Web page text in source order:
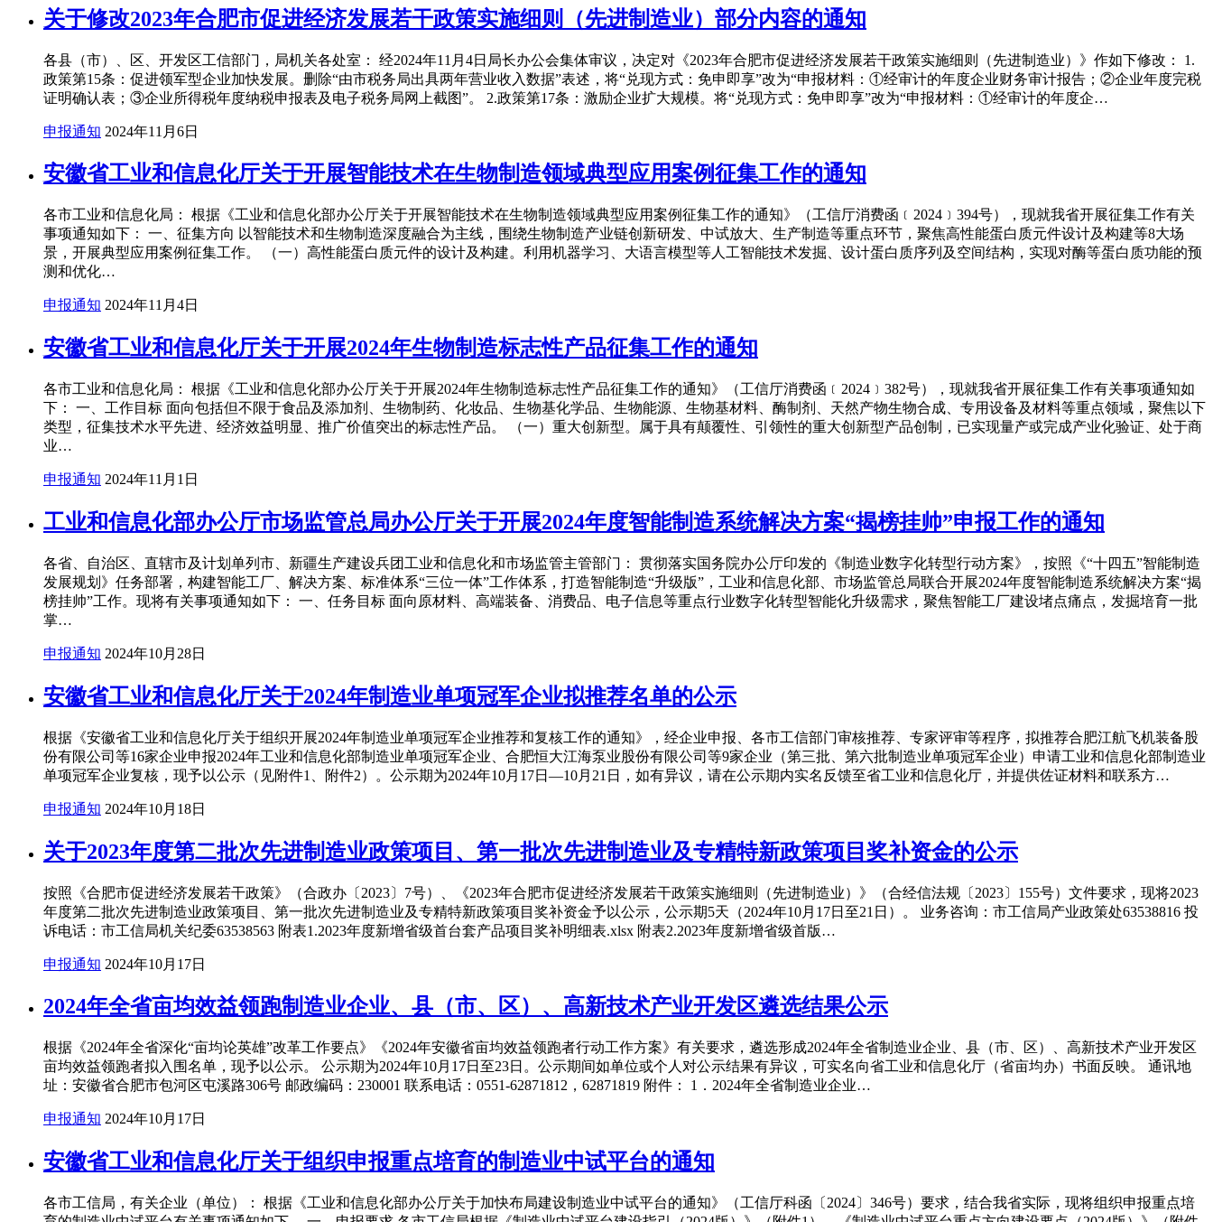
关于修改2023年合肥市促进经济发展若干政策实施细则（先进制造业）部分内容的通知
各县（市）、区、开发区工信部门，局机关各处室： 经2024年11月4日局长办公会集体审议，决定对《2023年合肥市促进经济发展若干政策实施细则（先进制造业）》作如下修改： 1.
政策第15条：促进领军型企业加快发展。删除“由市税务局出具两年营业收入数据”表述，将“兑现方式：免申即享”改为“申报材料：①经审计的年度企业财务审计报告；②企业年度完税
证明确认表；③企业所得税年度纳税申报表及电子税务局网上截图”。 2.政策第17条：激励企业扩大规模。将“兑现方式：免申即享”改为“申报材料：①经审计的年度企…
申报通知 2024年11月6日
安徽省工业和信息化厅关于开展智能技术在生物制造领域典型应用案例征集工作的通知
各市工业和信息化局： 根据《工业和信息化部办公厅关于开展智能技术在生物制造领域典型应用案例征集工作的通知》（工信厅消费函﹝2024﹞394号），现就我省开展征集工作有关
事项通知如下： 一、征集方向 以智能技术和生物制造深度融合为主线，围绕生物制造产业链创新研发、中试放大、生产制造等重点环节，聚焦高性能蛋白质元件设计及构建等8大场
景，开展典型应用案例征集工作。 （一）高性能蛋白质元件的设计及构建。利用机器学习、大语言模型等人工智能技术发掘、设计蛋白质序列及空间结构，实现对酶等蛋白质功能的预
测和优化…
申报通知 2024年11月4日
安徽省工业和信息化厅关于开展2024年生物制造标志性产品征集工作的通知
各市工业和信息化局： 根据《工业和信息化部办公厅关于开展2024年生物制造标志性产品征集工作的通知》（工信厅消费函﹝2024﹞382号），现就我省开展征集工作有关事项通知如
下： 一、工作目标 面向包括但不限于食品及添加剂、生物制药、化妆品、生物基化学品、生物能源、生物基材料、酶制剂、天然产物生物合成、专用设备及材料等重点领域，聚焦以下
类型，征集技术水平先进、经济效益明显、推广价值突出的标志性产品。 （一）重大创新型。属于具有颠覆性、引领性的重大创新型产品创制，已实现量产或完成产业化验证、处于商
业…
申报通知 2024年11月1日
工业和信息化部办公厅市场监管总局办公厅关于开展2024年度智能制造系统解决方案“揭榜挂帅”申报工作的通知
各省、自治区、直辖市及计划单列市、新疆生产建设兵团工业和信息化和市场监管主管部门： 贯彻落实国务院办公厅印发的《制造业数字化转型行动方案》，按照《“十四五”智能制造
发展规划》任务部署，构建智能工厂、解决方案、标准体系“三位一体”工作体系，打造智能制造“升级版”，工业和信息化部、市场监管总局联合开展2024年度智能制造系统解决方案“揭
榜挂帅”工作。现将有关事项通知如下： 一、任务目标 面向原材料、高端装备、消费品、电子信息等重点行业数字化转型智能化升级需求，聚焦智能工厂建设堵点痛点，发掘培育一批
掌…
申报通知 2024年10月28日
安徽省工业和信息化厅关于2024年制造业单项冠军企业拟推荐名单的公示
根据《安徽省工业和信息化厅关于组织开展2024年制造业单项冠军企业推荐和复核工作的通知》，经企业申报、各市工信部门审核推荐、专家评审等程序，拟推荐合肥江航飞机装备股
份有限公司等16家企业申报2024年工业和信息化部制造业单项冠军企业、合肥恒大江海泵业股份有限公司等9家企业（第三批、第六批制造业单项冠军企业）申请工业和信息化部制造业
单项冠军企业复核，现予以公示（见附件1、附件2）。公示期为2024年10月17日—10月21日，如有异议，请在公示期内实名反馈至省工业和信息化厅，并提供佐证材料和联系方…
申报通知 2024年10月18日
关于2023年度第二批次先进制造业政策项目、第一批次先进制造业及专精特新政策项目奖补资金的公示
按照《合肥市促进经济发展若干政策》（合政办〔2023〕7号）、《2023年合肥市促进经济发展若干政策实施细则（先进制造业）》（合经信法规〔2023〕155号）文件要求，现将2023
年度第二批次先进制造业政策项目、第一批次先进制造业及专精特新政策项目奖补资金予以公示，公示期5天（2024年10月17日至21日）。 业务咨询：市工信局产业政策处63538816 投
诉电话：市工信局机关纪委63538563 附表1.2023年度新增省级首台套产品项目奖补明细表.xlsx 附表2.2023年度新增省级首版…
申报通知 2024年10月17日
2024年全省亩均效益领跑制造业企业、县（市、区）、高新技术产业开发区遴选结果公示
根据《2024年全省深化“亩均论英雄”改革工作要点》《2024年安徽省亩均效益领跑者行动工作方案》有关要求，遴选形成2024年全省制造业企业、县（市、区）、高新技术产业开发区
亩均效益领跑者拟入围名单，现予以公示。 公示期为2024年10月17日至23日。公示期间如单位或个人对公示结果有异议，可实名向省工业和信息化厅（省亩均办）书面反映。 通讯地
址：安徽省合肥市包河区屯溪路306号 邮政编码：230001 联系电话：0551-62871812，62871819 附件： 1．2024年全省制造业企业…
申报通知 2024年10月17日
安徽省工业和信息化厅关于组织申报重点培育的制造业中试平台的通知
各市工信局，有关企业（单位）： 根据《工业和信息化部办公厅关于加快布局建设制造业中试平台的通知》（工信厅科函〔2024〕346号）要求，结合我省实际，现将组织申报重点培